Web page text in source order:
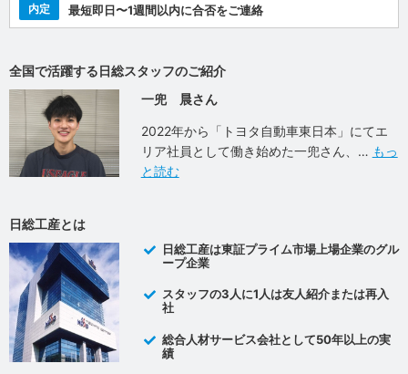
内定 最短即日〜1週間以内に合否をご連絡
全国で活躍する日総スタッフのご紹介
一兜 晨さん
2022年から「トヨタ自動車東日本」にてエ
リア社員として働き始めた一兜さん、
もっ
と読む
日総工産とは
日総工産は東証プライム市場上場企業のグル
ープ企業
スタッフの3人に1人は友人紹介または再入
社
総合人材サービス会社として50年以上の実
績